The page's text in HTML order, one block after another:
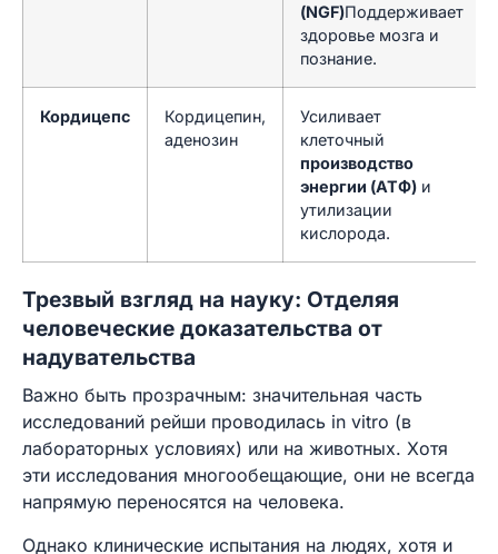
(NGF)Поддерживает
здоровье мозга и
познание.
Кордицепс
Кордицепин,
аденозин
Усиливает
клеточный
производство
энергии (АТФ) и
утилизации
кислорода.
Трезвый взгляд на науку: Отделяя
человеческие доказательства от
надувательства
Важно быть прозрачным: значительная часть
исследований рейши проводилась in vitro (в
лабораторных условиях) или на животных. Хотя
эти исследования многообещающие, они не всегда
напрямую переносятся на человека.
Однако клинические испытания на людях, хотя и